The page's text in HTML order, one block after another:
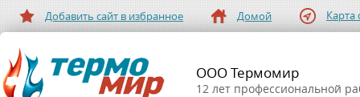
Добавить сайт в избранное Домой Карта
ООО Термомир
12 лет профессиональной